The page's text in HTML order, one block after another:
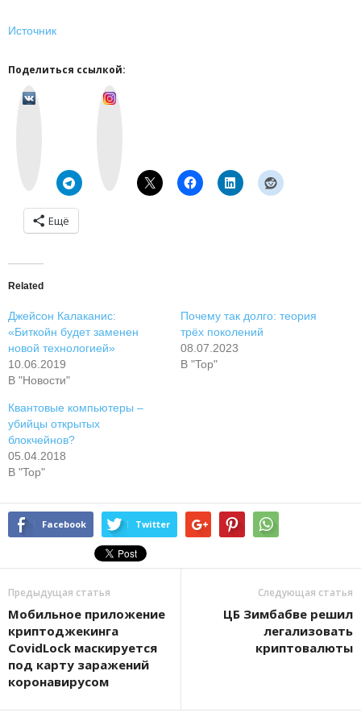
Источник
Поделиться ссылкой:
Ещё
Related
Джейсон Калаканис:
«Биткойн будет заменен
новой технологией»
10.06.2019
В "Новости"
Почему так долго: теория
трёх поколений
08.07.2023
В "Top"
Квантовые компьютеры –
убийцы открытых
блокчейнов?
05.04.2018
В "Top"
Facebook Twitter
Предыдущая статья
Мобильное приложение
криптоджекинга
CovidLock маскируется
под карту заражений
коронавирусом
Следующая статья
ЦБ Зимбабве решил
легализовать
криптовалюты